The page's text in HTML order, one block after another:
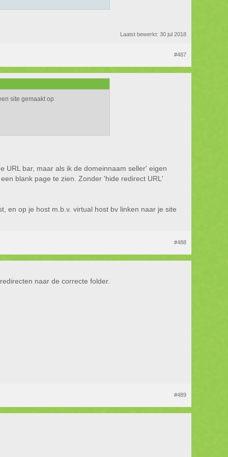
Laatst bewerkt: 30 jul 2018
#487
site gemaakt op
URL bar, maar als ik de domeinnaam seller' eigen
blank page te zien. Zonder 'hide redirect URL'
en op je host m.b.v. virtual host bv linken naar je site
#488
naar de correcte folder.
#489